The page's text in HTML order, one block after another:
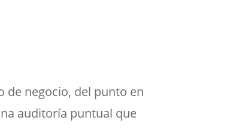
de negocio, del punto en
auditoría puntual que